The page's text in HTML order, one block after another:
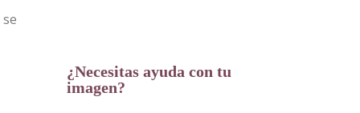
¿Necesitas ayuda con tu
imagen?